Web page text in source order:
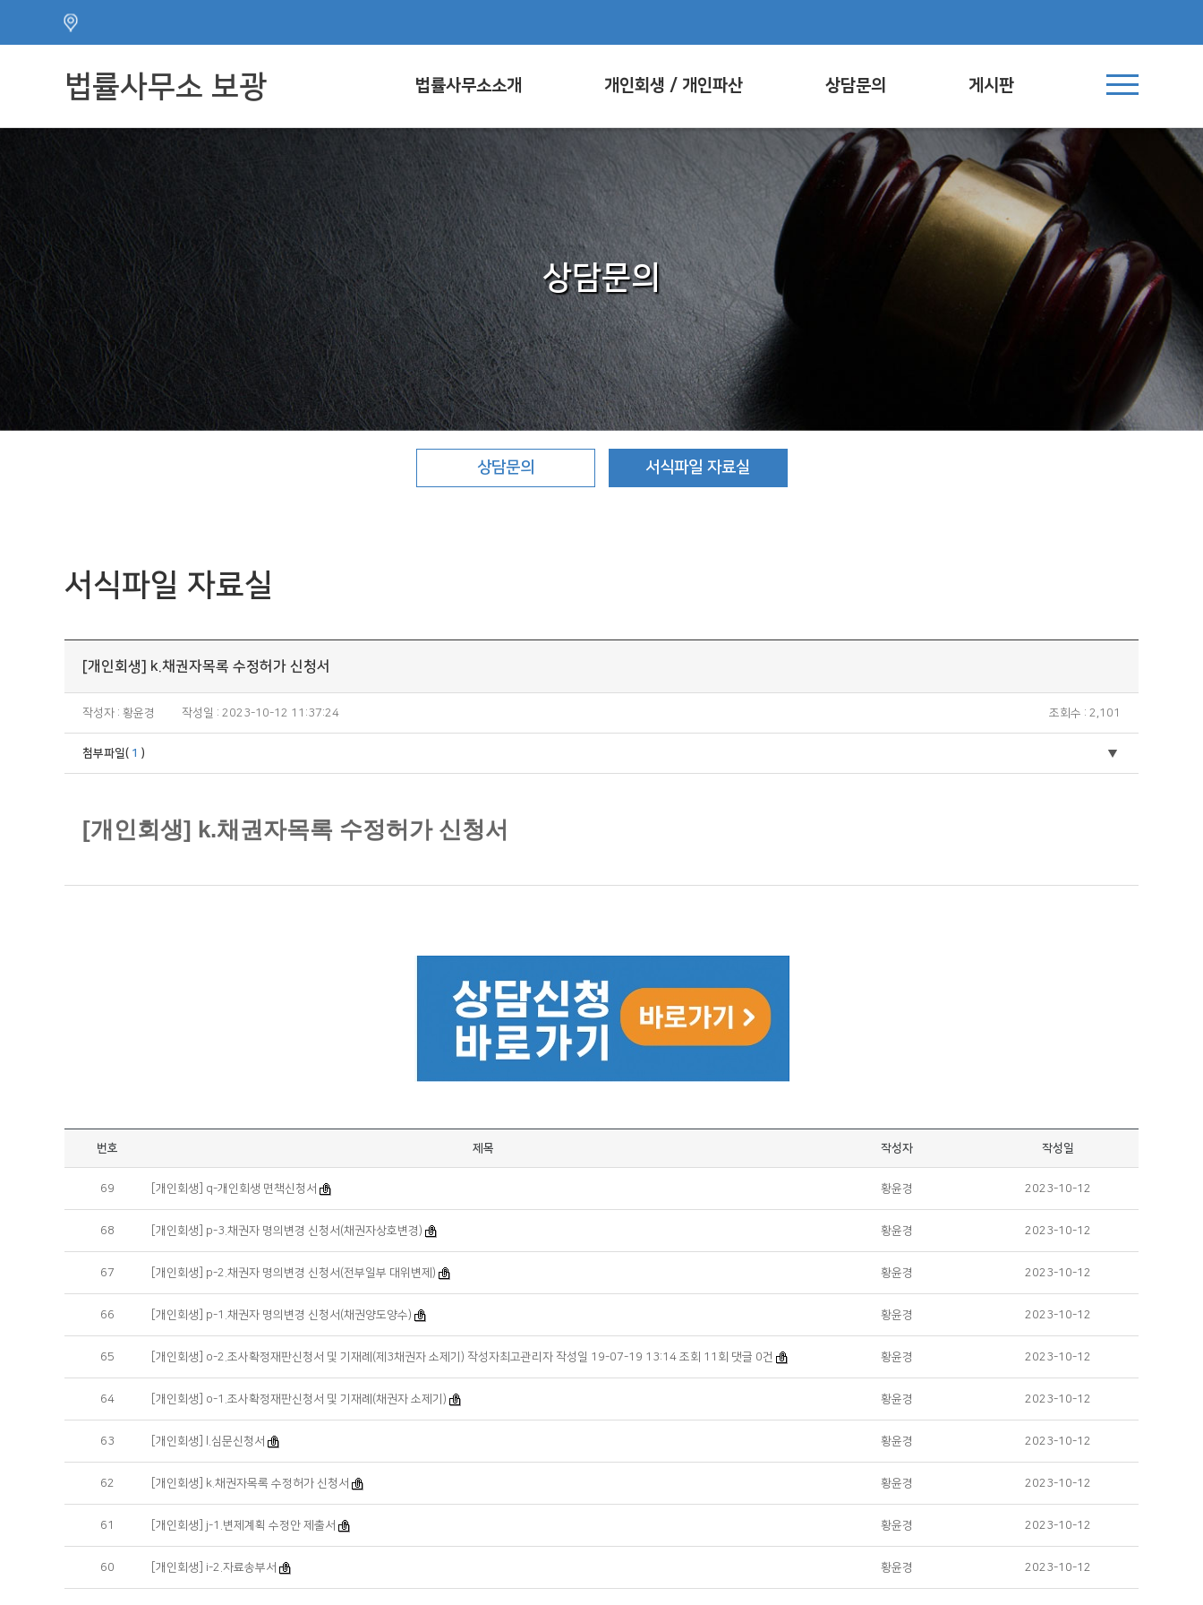
법률사무소 보광 법률사무소소개 개인회생 / 개인파산 상담문의 게시판
상담문의
상담문의 서식파일 자료실
서식파일 자료실
[개인회생] k.채권자목록 수정허가 신청서
작성자 : 황윤경 작성일 : 2023-10-12 11:37:24 조회수 : 2,101
첨부파일( 1 )
[개인회생] k.채권자목록 수정허가 신청서
번호 제목 작성자 작성일
69 [개인회생] q-개인회생 면책신청서 황윤경 2023-10-12
68 [개인회생] p-3.채권자 명의변경 신청서(채권자상호변경) 황윤경 2023-10-12
67 [개인회생] p-2.채권자 명의변경 신청서(전부일부 대위변제) 황윤경 2023-10-12
66 [개인회생] p-1.채권자 명의변경 신청서(채권양도양수) 황윤경 2023-10-12
65 [개인회생] o-2.조사확정재판신청서 및 기재례(제3채권자 소제기) 작성자최고관리자 작성일 19-07-19 13:14 조회 11회 댓글 0건 황윤경 2023-10-12
64 [개인회생] o-1.조사확정재판신청서 및 기재례(채권자 소제기) 황윤경 2023-10-12
63 [개인회생] l.심문신청서 황윤경 2023-10-12
62 [개인회생] k.채권자목록 수정허가 신청서 황윤경 2023-10-12
61 [개인회생] j-1.변제계획 수정안 제출서 황윤경 2023-10-12
60 [개인회생] i-2.자료송부서 황윤경 2023-10-12